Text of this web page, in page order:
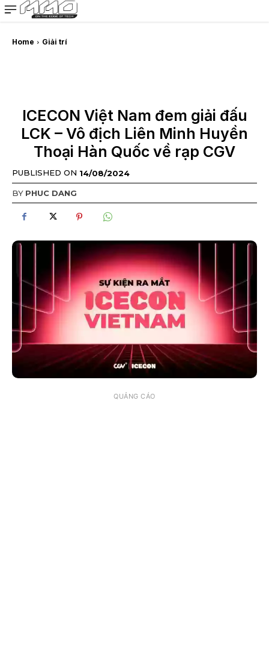
MMOSITE - Thông tin công nghệ
Bài viết nổi bật
Home Giải trí
ICECON Việt Nam đem giải đấu
LCK – Vô địch Liên Minh Huyền
Thoại Hàn Quốc về rạp CGV
PUBLISHED ON 14/08/2024
BY PHUC DANG
QUẢNG CÁO